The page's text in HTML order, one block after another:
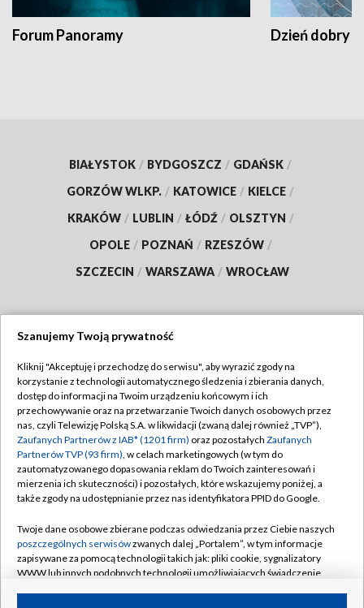
Forum Panoramy Dzień dobry
BIAŁYSTOK / BYDGOSZCZ / GDAŃSK /
GORZÓW WLKP. / KATOWICE / KIELCE /
KRAKÓW / LUBLIN / ŁÓDŹ / OLSZTYN /
OPOLE / POZNAŃ / RZESZÓW /
SZCZECIN / WARSZAWA / WROCŁAW
TVP
Abonament TVP
Emisja w TVP
Centrum informacji TVP
Naziemna Telewizja Cyfrowa
Rada Programowa
System NOS
Informacje o nadawcy
Regulamin TVP
Polityka prywatności
Moje zgody
Pomoc
Kontakt
Kanały
Szanujemy Twoją prywatność
Kliknij "Akceptuję i przechodzę do serwisu", aby wyrazić zgody na
korzystanie z technologii automatycznego śledzenia i zbierania danych,
dostęp do informacji na Twoim urządzeniu końcowym i ich
przechowywanie oraz na przetwarzanie Twoich danych osobowych przez
nas, czyli Telewizję Polską S.A. w likwidacji (zwaną dalej również „TVP”),
Zaufanych Partnerów z IAB* (1201 firm) oraz pozostałych Zaufanych
Partnerów TVP (93 firm), w celach marketingowych (w tym do
zautomatyzowanego dopasowania reklam do Twoich zainteresowań i
mierzenia ich skuteczności) i pozostałych, które wskazujemy poniżej, a
także zgody na udostępnianie przez nas identyfikatora PPID do Google.
Twoje dane osobowe zbierane podczas odwiedzania przez Ciebie naszych
poszczególnych serwisówzwanych dalej „Portalem”, w tym informacje
zapisywane za pomocą technologii takich jak: pliki cookie, sygnalizatory
WWW lub innych podobnych technologii umożliwiających świadczenie